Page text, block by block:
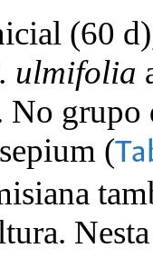
(60
ulmifolia
grupo
(